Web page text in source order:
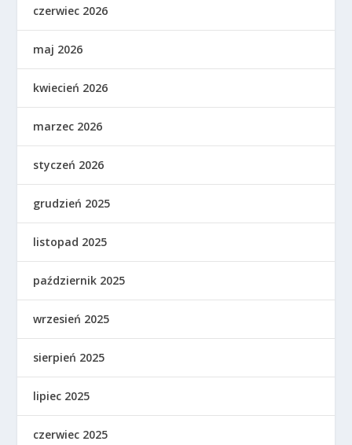
czerwiec 2026
maj 2026
kwiecień 2026
marzec 2026
styczeń 2026
grudzień 2025
listopad 2025
październik 2025
wrzesień 2025
sierpień 2025
lipiec 2025
czerwiec 2025